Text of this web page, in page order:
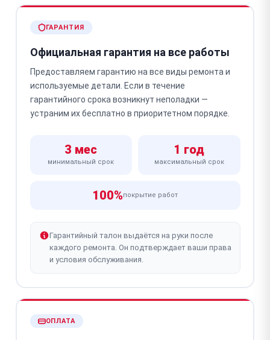
ГАРАНТИЯ
Официальная гарантия на все работы
Предоставляем гарантию на все виды ремонта и
используемые детали. Если в течение
гарантийного срока возникнут неполадки —
устраним их бесплатно в приоритетном порядке.
3 мес
минимальный срок
1 год
максимальный срок
100%покрытие работ
Гарантийный талон выдаётся на руки после
каждого ремонта. Он подтверждает ваши права
и условия обслуживания.
ОПЛАТА